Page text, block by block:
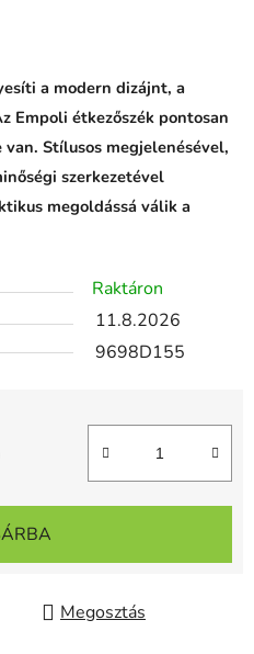
a modern dizájnt, a
Empoli étkezőszék pontosan
van. Stílusos megjelenésével,
szerkezetével
megoldássá válik a
Raktáron
11.8.2026
9698D155
Megosztás